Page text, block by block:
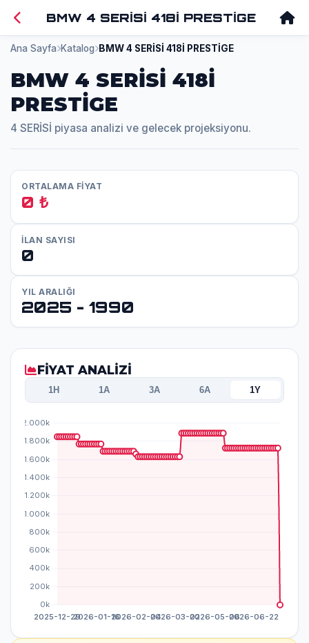
BMW 4 SERİSİ 418İ PRESTİGE
Ana Sayfa Katalog BMW 4 SERİSİ 418İ PRESTİGE
BMW 4 SERİSİ 418İ
PRESTİGE
4 SERİSİ piyasa analizi ve gelecek projeksiyonu.
ORTALAMA FİYAT
0 ₺
İLAN SAYISI
0
YIL ARALIĞI
2025 - 1990
FİYAT ANALİZİ
1H 1A 3A 6A 1Y